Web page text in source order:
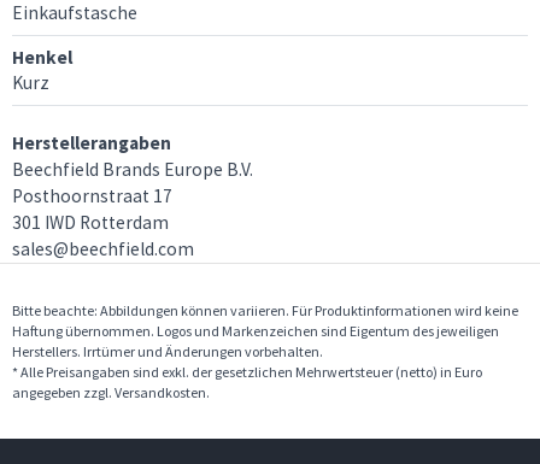
Einkaufstasche
Henkel
Kurz
Herstellerangaben
Beechfield Brands Europe B.V.
Posthoornstraat 17
301 IWD Rotterdam
sales@beechfield.com
Bitte beachte: Abbildungen können variieren. Für Produktinformationen wird keine
Haftung übernommen. Logos und Markenzeichen sind Eigentum des jeweiligen
Herstellers. Irrtümer und Änderungen vorbehalten.
* Alle Preisangaben sind exkl. der gesetzlichen Mehrwertsteuer (netto) in Euro
angegeben zzgl. Versandkosten.